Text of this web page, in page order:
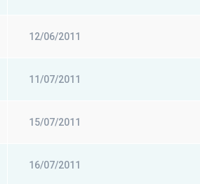
12/06/2011
11/07/2011
15/07/2011
16/07/2011